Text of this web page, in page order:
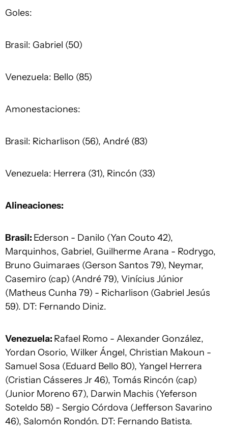
Goles:
Brasil: Gabriel (50)
Venezuela: Bello (85)
Amonestaciones:
Brasil: Richarlison (56), André (83)
Venezuela: Herrera (31), Rincón (33)
Alineaciones:
Brasil: Ederson - Danilo (Yan Couto 42),
Marquinhos, Gabriel, Guilherme Arana - Rodrygo,
Bruno Guimaraes (Gerson Santos 79), Neymar,
Casemiro (cap) (André 79), Vinícius Júnior
(Matheus Cunha 79) - Richarlison (Gabriel Jesús
59). DT: Fernando Diniz.
Venezuela: Rafael Romo - Alexander González,
Yordan Osorio, Wilker Ángel, Christian Makoun -
Samuel Sosa (Eduard Bello 80), Yangel Herrera
(Cristian Cásseres Jr 46), Tomás Rincón (cap)
(Junior Moreno 67), Darwin Machis (Yeferson
Soteldo 58) - Sergio Córdova (Jefferson Savarino
46), Salomón Rondón. DT: Fernando Batista.